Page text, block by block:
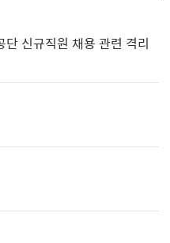
신규직원 채용 관련 격리